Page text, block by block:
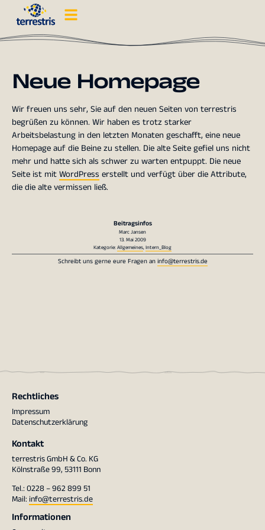
Neue Homepage
Wir freuen uns sehr, Sie auf den neuen Seiten von terrestris
begrüßen zu können. Wir haben es trotz starker
Arbeitsbelastung in den letzten Monaten geschafft, eine neue
Homepage auf die Beine zu stellen. Die alte Seite gefiel uns nicht
mehr und hatte sich als schwer zu warten entpuppt. Die neue
Seite ist mitWordPress erstellt und verfügt über die Attribute,
die die alte vermissen ließ.
Beitragsinfos
Marc Jansen
13. Mai 2009
Kategorie:Allgemeines,Intern_Blog
Schreibt uns gerne eure Fragen aninfo@terrestris.de
Rechtliches
Impressum
Datenschutzerklärung
Kontakt
terrestris GmbH & Co. KG
Kölnstraße 99, 53111 Bonn
Tel.: 0228 – 962 899 51
Mail: info@terrestris.de
Informationen